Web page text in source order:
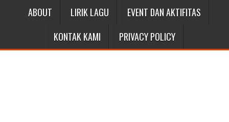
ABOUT LIRIK LAGU
EVENT DAN AKTIFITAS
KONTAK KAMI
PRIVACY POLICY